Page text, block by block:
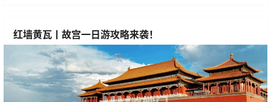
红墙黄瓦丨故宫一日游攻略来袭！